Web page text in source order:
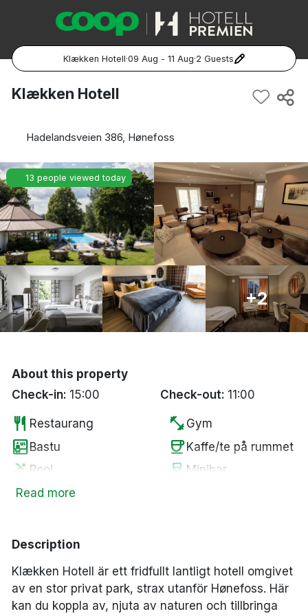
Klækken Hotell·09 Aug - 11 Aug·2 Guests
Popular Destinations:
Göteborg
Malmö
Hela Norge
Oslo
Bergen
Done
Klækken Hotell
Hadelandsveien 386, Hønefoss
13 people viewed today
+2
About this property
Check-in: 15:00 Check-out: 11:00
restaurant Restaurang fitness_center Gym
saunaBastu coffeeKaffe/te på rummet
pool Pool wine_bar Minibar
local_parkingGratis parkering
ev_stationElbilsladdare
bed child_care
Read more
Description
Klækken Hotell är ett fridfullt lantligt hotell omgivet
av en stor privat park, strax utanför Hønefoss. Här
kan du koppla av, njuta av naturen och tillbringa